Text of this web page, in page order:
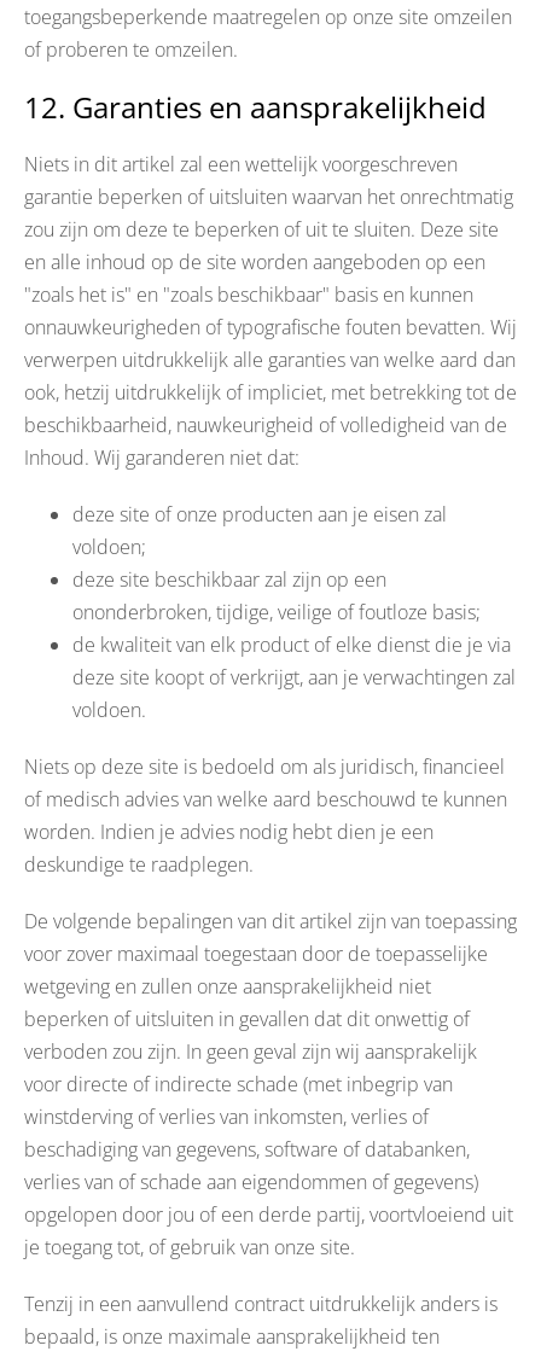
toegangsbeperkende maatregelen op onze site omzeilen
of proberen te omzeilen.
12. Garanties en aansprakelijkheid
Niets in dit artikel zal een wettelijk voorgeschreven
garantie beperken of uitsluiten waarvan het onrechtmatig
zou zijn om deze te beperken of uit te sluiten. Deze site
en alle inhoud op de site worden aangeboden op een
"zoals het is" en "zoals beschikbaar" basis en kunnen
onnauwkeurigheden of typografische fouten bevatten. Wij
verwerpen uitdrukkelijk alle garanties van welke aard dan
ook, hetzij uitdrukkelijk of impliciet, met betrekking tot de
beschikbaarheid, nauwkeurigheid of volledigheid van de
Inhoud. Wij garanderen niet dat:
deze site of onze producten aan je eisen zal
voldoen;
deze site beschikbaar zal zijn op een
ononderbroken, tijdige, veilige of foutloze basis;
de kwaliteit van elk product of elke dienst die je via
deze site koopt of verkrijgt, aan je verwachtingen zal
voldoen.
Niets op deze site is bedoeld om als juridisch, financieel
of medisch advies van welke aard beschouwd te kunnen
worden. Indien je advies nodig hebt dien je een
deskundige te raadplegen.
De volgende bepalingen van dit artikel zijn van toepassing
voor zover maximaal toegestaan door de toepasselijke
wetgeving en zullen onze aansprakelijkheid niet
beperken of uitsluiten in gevallen dat dit onwettig of
verboden zou zijn. In geen geval zijn wij aansprakelijk
voor directe of indirecte schade (met inbegrip van
winstderving of verlies van inkomsten, verlies of
beschadiging van gegevens, software of databanken,
verlies van of schade aan eigendommen of gegevens)
opgelopen door jou of een derde partij, voortvloeiend uit
je toegang tot, of gebruik van onze site.
Tenzij in een aanvullend contract uitdrukkelijk anders is
bepaald, is onze maximale aansprakelijkheid ten